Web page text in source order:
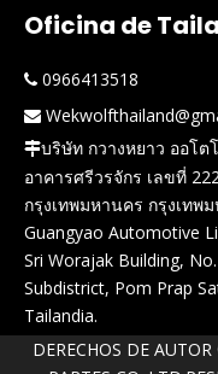
Oficina de
 0966413518

บริษัท กวางหยาว ออโต
อาคารศรีวรจักร เลขที่
กรุงเทพมหานคร กรุงเทพ
Guangyao Automotive
Sri Worajak Building,
Subdistrict, Pom Prap
Tailandia.
DERECHOS DE